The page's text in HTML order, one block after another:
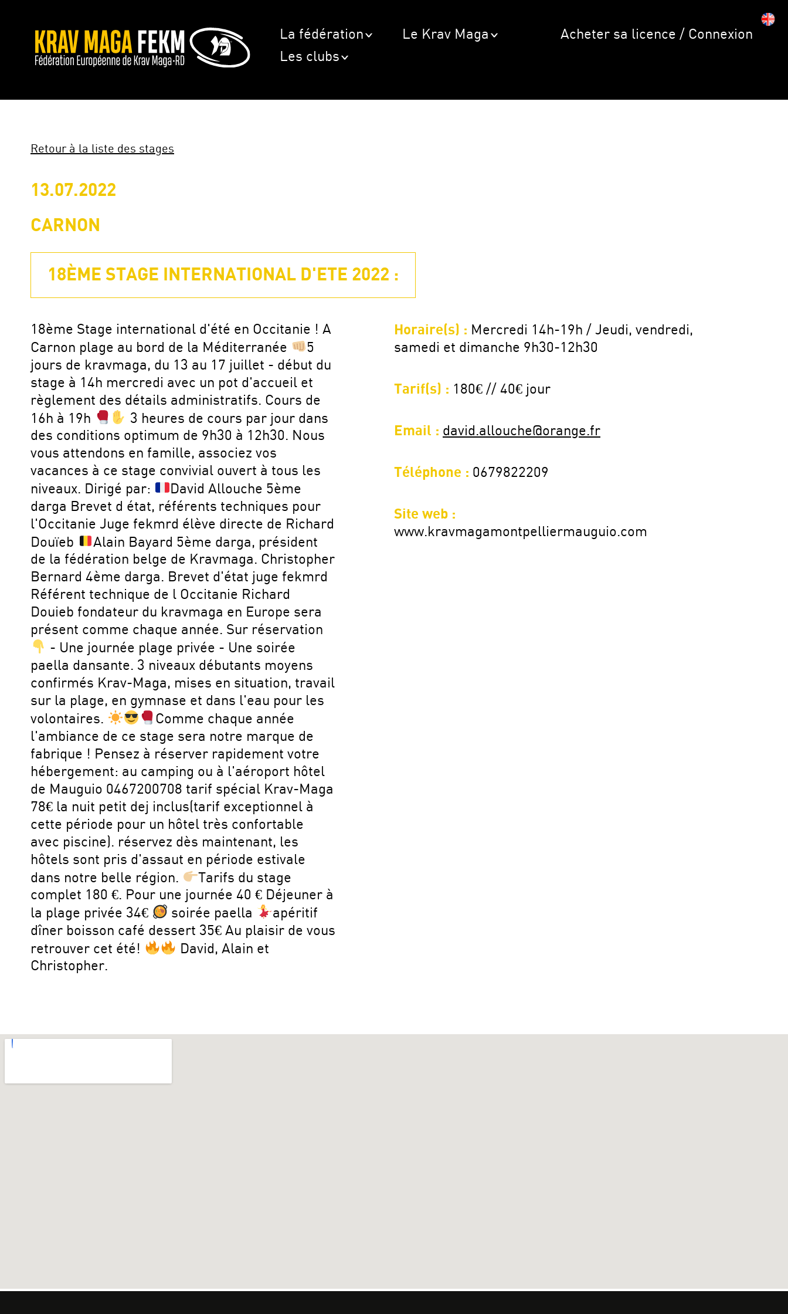
La fédération
Le Krav Maga
Les clubs
Acheter sa licence / Connexion
Retour à la liste des stages
13.07.2022
CARNON
18ÈME STAGE INTERNATIONAL D'ETE 2022 :
18ème Stage international d'été en Occitanie ! A
Carnon plage au bord de la Méditerranée
5
jours de kravmaga, du 13 au 17 juillet - début du
stage à 14h mercredi avec un pot d'accueil et
règlement des détails administratifs. Cours de
16h à 19h
3 heures de cours par jour dans
des conditions optimum de 9h30 à 12h30. Nous
vous attendons en famille, associez vos
vacances à ce stage convivial ouvert à tous les
niveaux. Dirigé par:
David Allouche 5ème
darga Brevet d état, référents techniques pour
l'Occitanie Juge fekmrd élève directe de Richard
Douïeb
Alain Bayard 5ème darga, président
de la fédération belge de Kravmaga. Christopher
Bernard 4ème darga. Brevet d'état juge fekmrd
Référent technique de l Occitanie Richard
Douieb fondateur du kravmaga en Europe sera
présent comme chaque année. Sur réservation
- Une journée plage privée - Une soirée
paella dansante. 3 niveaux débutants moyens
confirmés Krav-Maga, mises en situation, travail
sur la plage, en gymnase et dans l'eau pour les
volontaires.
Comme chaque année
l'ambiance de ce stage sera notre marque de
fabrique ! Pensez à réserver rapidement votre
hébergement: au camping ou à l'aéroport hôtel
de Mauguio 0467200708 tarif spécial Krav-Maga
78€ la nuit petit dej inclus(tarif exceptionnel à
cette période pour un hôtel très confortable
avec piscine). réservez dès maintenant, les
hôtels sont pris d'assaut en période estivale
dans notre belle région.
Tarifs du stage
complet 180 €. Pour une journée 40 € Déjeuner à
la plage privée 34€
soirée paella
apéritif
dîner boisson café dessert 35€ Au plaisir de vous
retrouver cet été!
David, Alain et
Christopher.
Horaire(s) : Mercredi 14h-19h / Jeudi, vendredi,
samedi et dimanche 9h30-12h30
Tarif(s) : 180€ // 40€ jour
Email : david.allouche@orange.fr
Téléphone : 0679822209
Site web :
www.kravmagamontpelliermauguio.com